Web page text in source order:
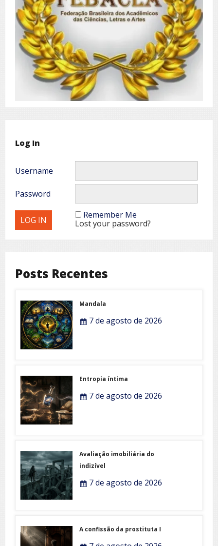
Log In
Username
Password
Remember Me
Lost your password?
Posts Recentes
Mandala
7 de agosto de 2026
Entropia íntima
7 de agosto de 2026
Avaliação imobiliária do
indizível
7 de agosto de 2026
A confissão da prostituta I